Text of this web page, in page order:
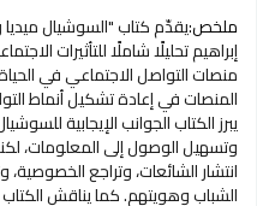
ملخص:يقدّم كتاب "السوشيال ميديا
إبراهيم تحليلًا شاملًا للتأثيرات
منصات التواصل الاجتماعي في
المنصات في إعادة تشكيل أنماط
يبرز الكتاب الجوانب الإيجابية
وتسهيل الوصول إلى المعلومات،
انتشار الشائعات، وتراجع
الشباب وهويتهم. كما يناقش